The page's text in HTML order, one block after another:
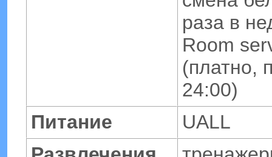
раза в
Room
(платно,
24:00)
Питание
UALL